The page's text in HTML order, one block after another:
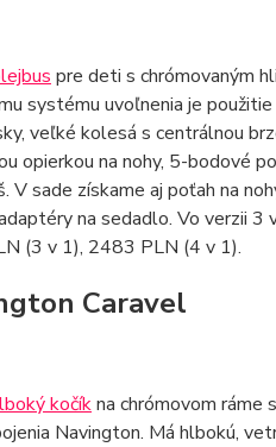
pre deti s chrómovaným
systému uvoľnenia je
veľké kolesá s centrálnou
opierkou na nohy, 5-bodové
V sade získame aj poťah na
na sedadlo. Vo verzii 3
(3 v 1), 2483 PLN (4 v 1).
Caravel
kočíkna chrómovom ráme
Navington. Má hlbokú,